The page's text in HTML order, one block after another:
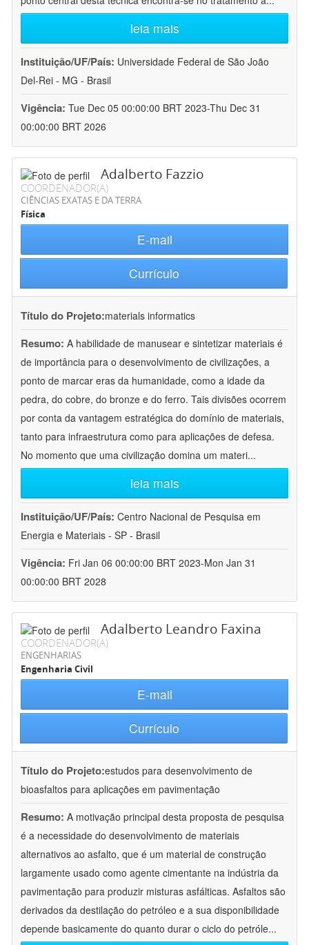
leia mais
Instituição/UF/País: Universidade Federal de São João
Del-Rei - MG - Brasil
Vigência: Tue Dec 05 00:00:00 BRT 2023-Thu Dec 31
00:00:00 BRT 2026
Adalberto Fazzio
COORDENADOR(A)
CIÊNCIAS EXATAS E DA TERRA
Física
E-mail
Currículo
Título do Projeto:materials informatics
Resumo: A habilidade de manusear e sintetizar materiais é
de importância para o desenvolvimento de civilizações, a
ponto de marcar eras da humanidade, como a idade da
pedra, do cobre, do bronze e do ferro. Tais divisões ocorrem
por conta da vantagem estratégica do domínio de materiais,
tanto para infraestrutura como para aplicações de defesa.
No momento que uma civilização domina um materi...
leia mais
Instituição/UF/País: Centro Nacional de Pesquisa em
Energia e Materiais - SP - Brasil
Vigência: Fri Jan 06 00:00:00 BRT 2023-Mon Jan 31
00:00:00 BRT 2028
Adalberto Leandro Faxina
COORDENADOR(A)
ENGENHARIAS
Engenharia Civil
E-mail
Currículo
Título do Projeto:estudos para desenvolvimento de
bioasfaltos para aplicações em pavimentação
Resumo: A motivação principal desta proposta de pesquisa
é a necessidade do desenvolvimento de materiais
alternativos ao asfalto, que é um material de construção
largamente usado como agente cimentante na indústria da
pavimentação para produzir misturas asfálticas. Asfaltos são
derivados da destilação do petróleo e a sua disponibilidade
depende basicamente do quanto durar o ciclo do petróle...